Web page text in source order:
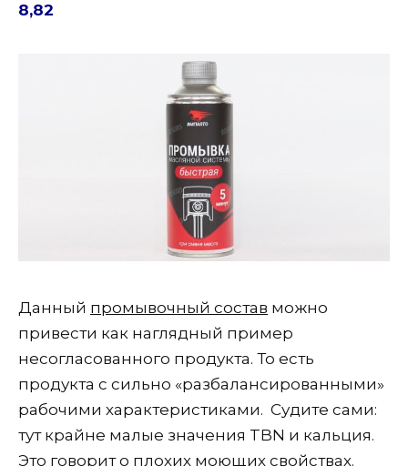
8,82
Данный промывочный состав можно
привести как наглядный пример
несогласованного продукта. То есть
продукта с сильно «разбалансированными»
рабочими характеристиками. Судите сами:
тут крайне малые значения TBN и кальция.
Это говорит о плохих моющих свойствах.